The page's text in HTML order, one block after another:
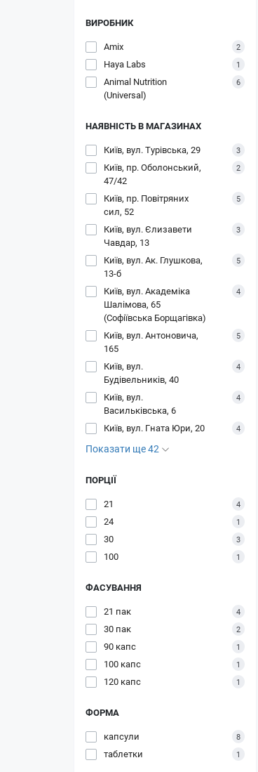
ВИРОБНИК
Amix
2
Haya Labs 1
Animal Nutrition
(Universal)
6
НАЯВНІСТЬ В МАГАЗИНАХ
Київ, вул. Турівська, 29
3
Київ, пр. Оболонський,
47/42
2
Київ, пр. Повітряних
сил, 52
5
Київ, вул. Єлизавети
Чавдар, 13
3
Київ, вул. Ак. Глушкова,
13-б
5
Київ, вул. Академіка
Шалімова, 65
(Софіївська Борщагівка)
4
Київ, вул. Антоновича,
165
5
Київ, вул.
Будівельників, 40
4
Київ, вул.
Васильківська, 6
4
Київ, вул. Гната Юри, 20 4
Показати ще 42
ПОРЦІЇ
21
4
24 1
30 3
100 1
ФАСУВАННЯ
21 пак
4
30 пак 2
90 капс 1
100 капс 1
120 капс 1
ФОРМА
капсули
8
таблетки 1